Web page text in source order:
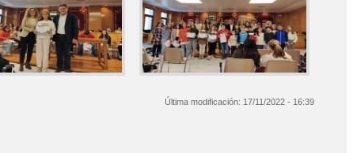
Última modificación: 17/11/2022 - 16:39